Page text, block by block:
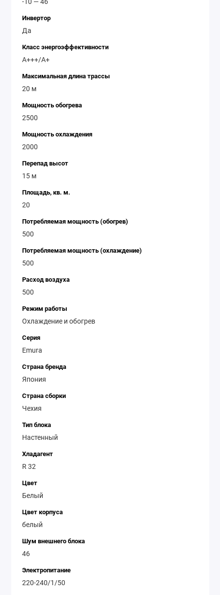
Мощность охлаждения: 2.0 кВт
Мощность обогрева: 2.5 кВт
Компактный дизайн
Инвертор
Да
Класс энергоэффективности
A+++/A+
Максимальная длина трассы
20 м
Мощность обогрева
2500
Мощность охлаждения
2000
Перепад высот
15 м
Площадь, кв. м.
20
Потребляемая мощность (обогрев)
500
Потребляемая мощность (охлаждение)
500
Расход воздуха
500
Режим работы
Охлаждение и обогрев
Серия
Emura
Страна бренда
Япония
Страна сборки
Чехия
Тип блока
Настенный
Хладагент
R 32
Цвет
Белый
Цвет корпуса
белый
Шум внешнего блока
46
Электропитание
220-240/1/50